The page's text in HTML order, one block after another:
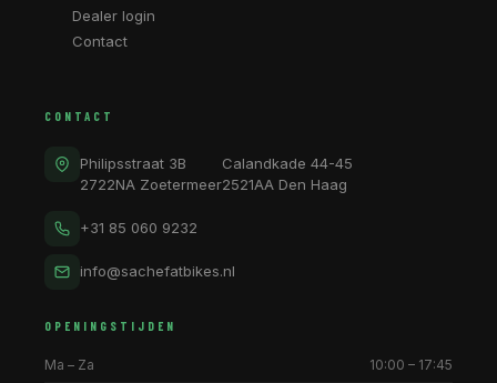
Dealer login
Contact
CONTACT
Philipsstraat 3B
2722NA Zoetermeer
Calandkade 44-45
2521AA Den Haag
+31 85 060 9232
info@sachefatbikes.nl
OPENINGSTIJDEN
Ma – Za 10:00 – 17:45